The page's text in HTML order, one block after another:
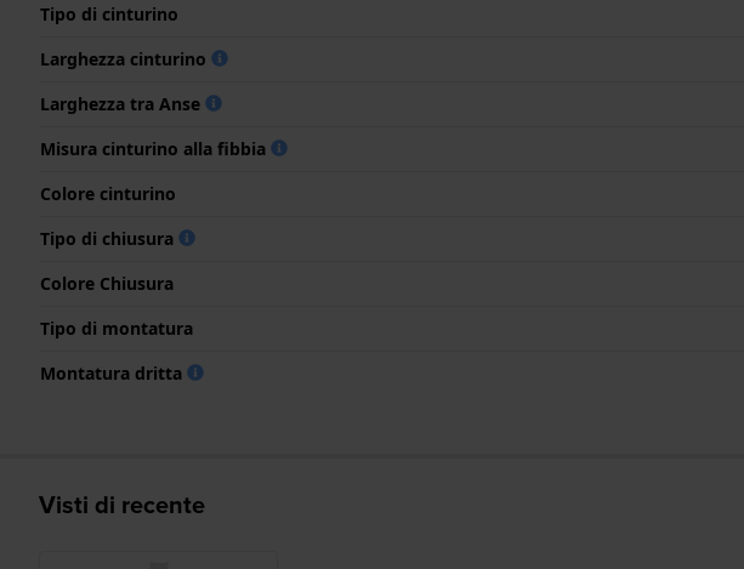
Tipo di cinturino
Larghezza cinturino
Larghezza tra Anse
Misura cinturino alla fibbia
Colore cinturino
Tipo di chiusura
Colore Chiusura
Tipo di montatura
Montatura dritta
Visti di recente